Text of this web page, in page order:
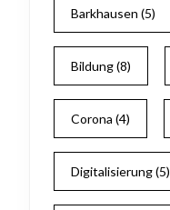
Barkhausen (5)
Bildung(8)
Corona (4)
Digitalisierung(5)